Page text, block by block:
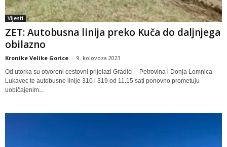
Vijesti
ZET: Autobusna linija preko Kuča do daljnjega
obilazno
Kronike Velike Gorice - 9. kolovoza 2023
Od utorka su otvoreni cestovni prijelazi Gradići – Petrovina i Donja Lomnica –
Lukavec te autobusne linije 310 i 319 od 11.15 sati ponovno prometuju
uobičajenim...